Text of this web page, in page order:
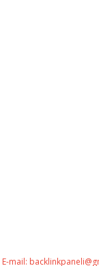
E-mail: